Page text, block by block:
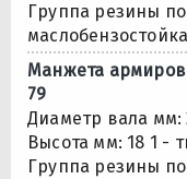
Группа резины по
Манжета
79
Диаметр вала
Высота мм: 18 1 -
Группа резины по